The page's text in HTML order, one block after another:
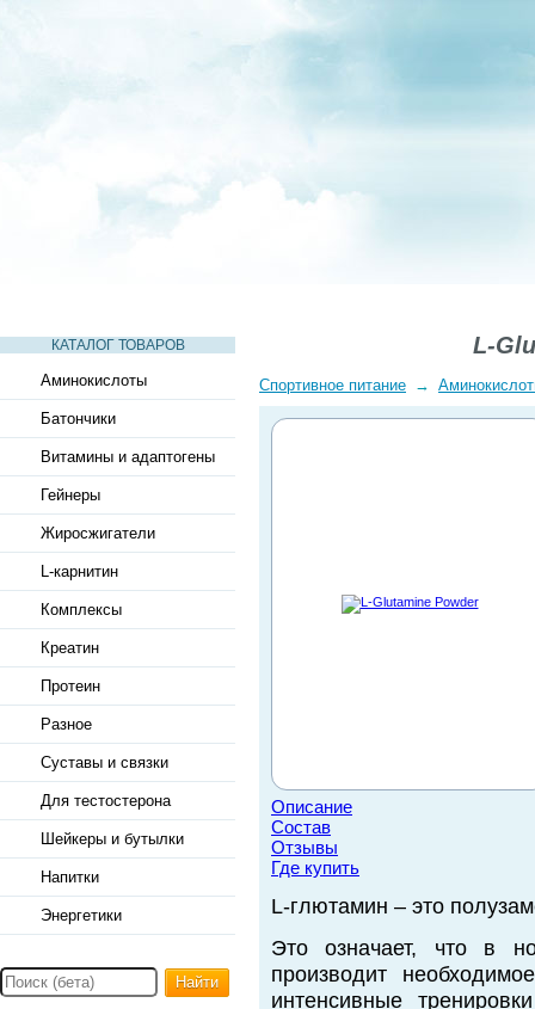
КАТАЛОГ ТОВАРОВ
Аминокислоты
Батончики
Витамины и адаптогены
Гейнеры
Жиросжигатели
L-карнитин
Комплексы
Креатин
Протеин
Разное
Суставы и связки
Для тестостерона
Шейкеры и бутылки
Напитки
Энергетики
Найти
L-
Спортивное питание →
Описание
Состав
Отзывы
Где купить
L-глютамин – это
Это означает, что в
производит
интенсивные